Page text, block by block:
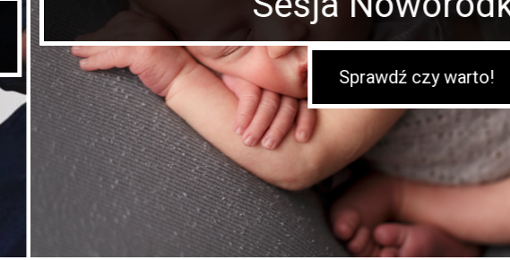
Sprawdź czy warto!